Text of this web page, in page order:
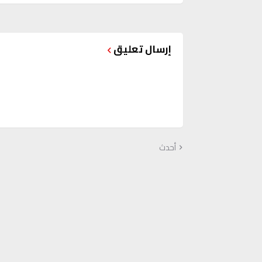
إرسال تعليق
أحدث